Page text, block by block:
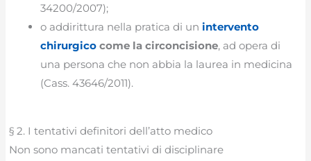
34200/2007);
o addirittura nella pratica di unintervento
chirurgico come la circoncisione, ad opera di
una persona che non abbia la laurea in medicina
(Cass. 43646/2011).
§ 2. I tentativi definitori dell’atto medico
Non sono mancati tentativi di disciplinare